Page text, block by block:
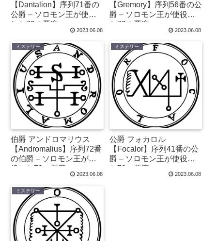
【Dantalion】序列71番の
公爵 – ソロモン王が使役
した72の悪魔
2023.06.08
【Gremory】序列56番の公
爵 – ソロモン王が使役し
た72の悪魔
2023.06.08
ミステリー
伯爵 アンドロマリウス
【Andromalius】序列72番
の伯爵 – ソロモン王が使
役した72の悪魔
2023.06.08
ミステリー
公爵 フォカロル
【Focalor】序列41番の公
爵 – ソロモン王が使役し
た72の悪魔
2023.06.08
ミステリー